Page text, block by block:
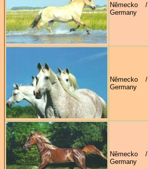
Německo /
Germany
Německo /
Germany
Německo /
Germany